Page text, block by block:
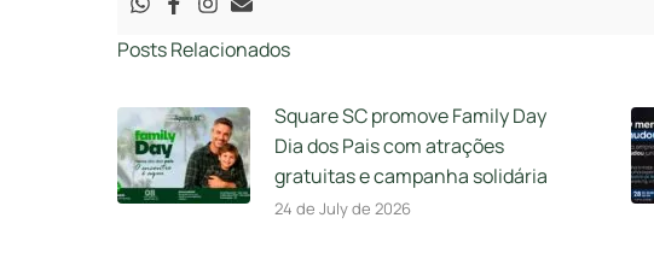
Posts Relacionados
Square SC promove Family Day
Dia dos Pais com atrações
gratuitas e campanha solidária
24 de July de 2026